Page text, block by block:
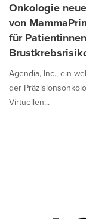
Onkologie
von
für
Agendia, Inc., ein
der
Virtuellen...